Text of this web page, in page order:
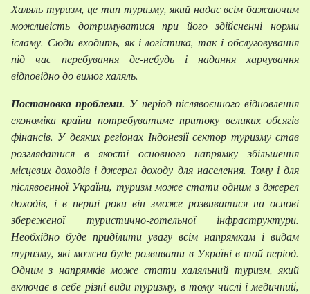
Халяль туризм, це тип туризму, який надає всім бажаючим
можливість дотримуватися при його здійсненні норми
ісламу. Сюди входить, як і логістика, так і обслуговування
під час перебування де-небудь і надання харчування
відповідно до вимог халяль.
Постановка проблеми. У період післявоєнного відновлення
економіка країни потребуватиме притоку великих обсягів
фінансів. У деяких регіонах Індонезії сектор туризму став
розглядатися в якості основного напрямку збільшення
місцевих доходів і джерел доходу для населення. Тому і для
післявоєнної України, туризм може стати одним з джерел
доходів, і в перші роки він зможе розвиватися на основі
збереженої туристично-готельної інфраструктури.
Необхідно буде приділити увагу всім напрямкам і видам
туризму, які можна буде розвивати в Україні в той період.
Одним з напрямків може стати халяльний туризм, який
включає в себе різні види туризму, в тому числі і медичний,